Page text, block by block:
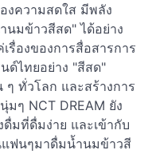
งความสดใส มีพลัง
นมข้าวสีสด" ได้อย่าง
รื่องของการสื่อสารการ
ด์ไทยอย่าง "สีสด"
ๆ ทั่วโลก และสร้างการ
มๆ NCT DREAM ยัง
ดื่มที่ดื่มง่าย และเข้ากับ
ฟนๆมาดื่มน้ำนมข้าวสี